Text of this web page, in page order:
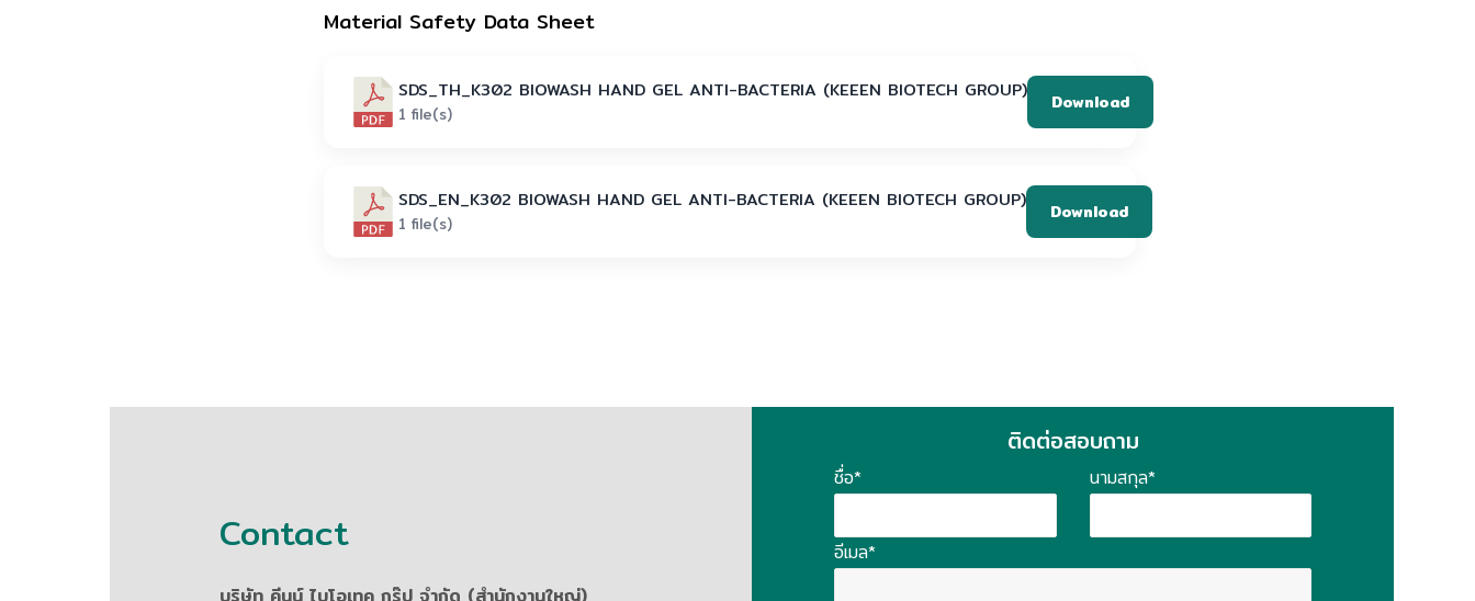
Material Safety Data Sheet
SDS_TH_K302 BIOWASH HAND GEL ANTI-BACTERIA (KEEEN BIOTECH GROUP)
1 file(s) Download
SDS_EN_K302 BIOWASH HAND GEL ANTI-BACTERIA (KEEEN BIOTECH GROUP)
1 file(s) Download
Contact
ติดต่อสอบถาม
ชื่อ* นามสกุล*
อีเมล*